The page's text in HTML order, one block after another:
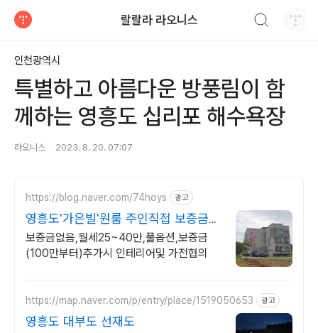
랄랄라 라오니스
인천광역시
특별하고 아름다운 방풍림이 함
께하는 영흥도 십리포 해수욕장
라오니스 2023. 8. 20. 07:07
https://blog.naver.com/74hoys 광고
영흥도'가은빌'원룸 주인직접 보증금
추가시 맞춤 인테리어
보증금없음,월세25~40만,풀옵션,보증금
(100만부터)추가시 인테리어및 가전협의
https://map.naver.com/p/entry/place/1519050653 광고
영흥도 대부도 선재도